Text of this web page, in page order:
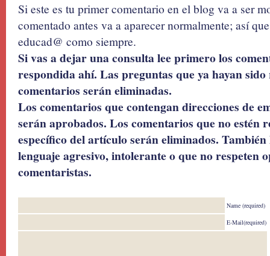
Si este es tu primer comentario en el blog va a ser
comentado antes va a aparecer normalmente; así
educad@ como siempre.
Si vas a dejar una consulta lee primero los
respondida ahí. Las preguntas que ya hayan
comentarios serán eliminadas.
Los comentarios que contengan direcciones de
serán aprobados. Los comentarios que no estén
específico del artículo serán eliminados.
lenguaje agresivo, intolerante o que no respeten
comentaristas.
Name (required)
E-Mail(required)